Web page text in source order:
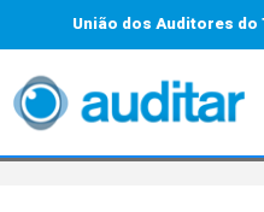
União dos Auditores do